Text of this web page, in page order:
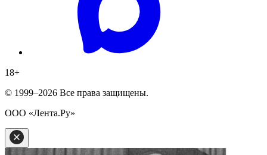
18+
© 1999–2026 Все права защищены.
ООО «Лента.Ру»